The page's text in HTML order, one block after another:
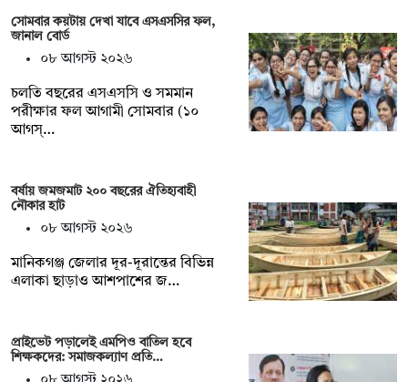
সোমবার কয়টায় দেখা যাবে এসএসসির ফল,
জানাল বোর্ড
০৮ আগস্ট ২০২৬
চলতি বছরের এসএসসি ও সমমান
পরীক্ষার ফল আগামী সোমবার (১০
আগস্…
বর্ষায় জমজমাট ২০০ বছরের ঐতিহ্যবাহী
নৌকার হাট
০৮ আগস্ট ২০২৬
মানিকগঞ্জ জেলার দূর-দূরান্তের বিভিন্ন
এলাকা ছাড়াও আশপাশের জ…
প্রাইভেট পড়ালেই এমপিও বাতিল হবে
শিক্ষকদের: সমাজকল্যাণ প্রতি…